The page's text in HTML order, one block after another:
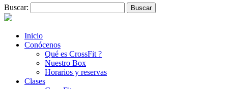
Buscar:
Inicio
Conócenos
Qué es CrossFit ?
Nuestro Box
Horarios y reservas
Clases